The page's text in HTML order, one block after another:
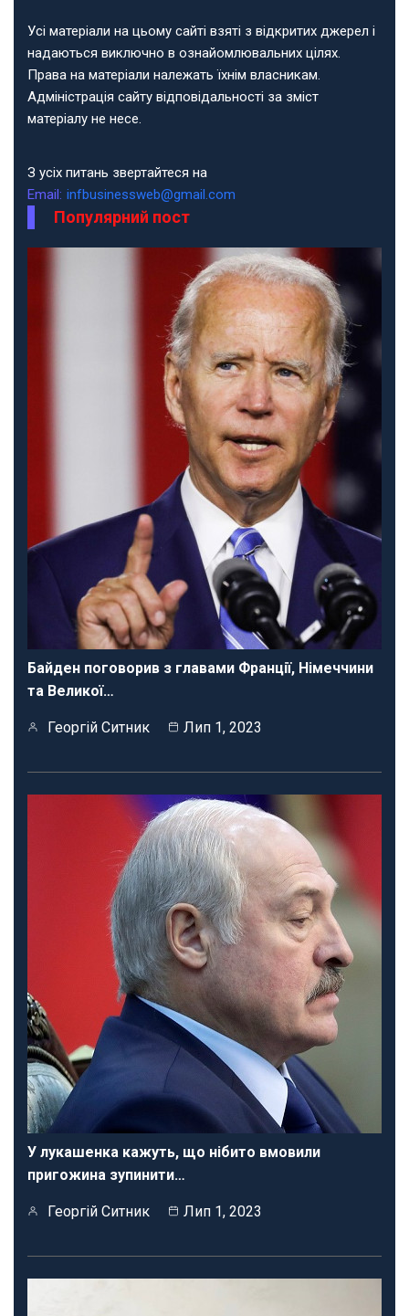
Усі матеріали на цьому сайті взяті з відкритих джерел і
надаються виключно в ознайомлювальних цілях.
Права на матеріали належать їхнім власникам.
Адміністрація сайту відповідальності за зміст
матеріалу не несе.
З усіх питань звертайтеся на
Email: infbusinessweb@gmail.com
Популярний пост
Байден поговорив з главами Франції, Німеччини
та Великої…
Георгій Ситник Лип 1, 2023
У лукашенка кажуть, що нібито вмовили
пригожина зупинити…
Георгій Ситник Лип 1, 2023